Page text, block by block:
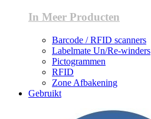
In Meer Producten
Barcode / RFID scanners
Labelmate Un/Re-winders
Pictogrammen
RFID
Zone Afbakening
Gebruikt